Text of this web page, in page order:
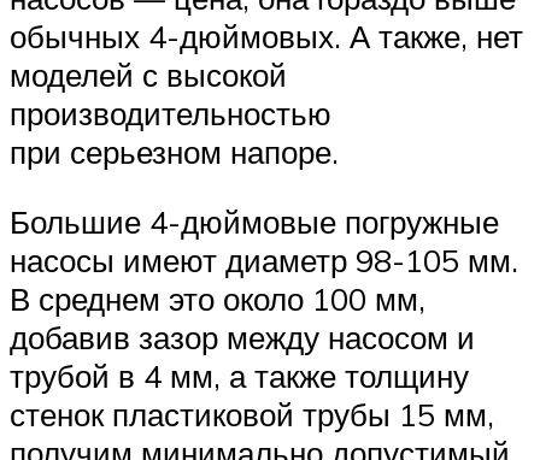
обычных 4-дюймовых. А также, нет
моделей с высокой
производительностью
при серьезном напоре.
Большие 4-дюймовые погружные
насосы имеют диаметр 98-105 мм.
В среднем это около 100 мм,
добавив зазор между насосом и
трубой в 4 мм, а также толщину
стенок пластиковой трубы 15 мм,
получим минимально допустимый